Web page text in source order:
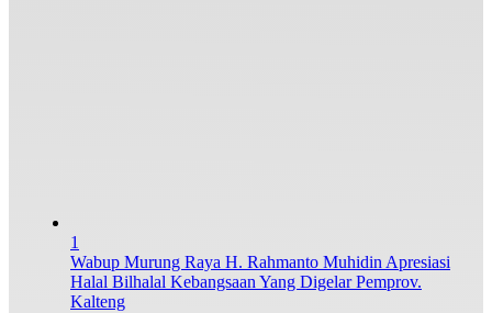
1
Wabup Murung Raya H. Rahmanto Muhidin Apresiasi
Halal Bilhalal Kebangsaan Yang Digelar Pemprov.
Kalteng